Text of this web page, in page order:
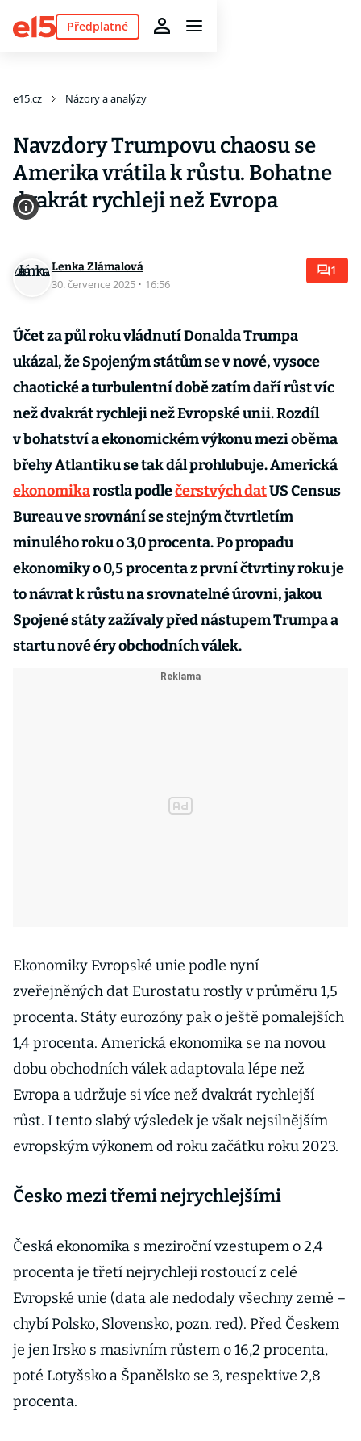
Předplatné
e15.cz Názory a analýzy
Navzdory Trumpovu chaosu se
Amerika vrátila k růstu. Bohatne
dvakrát rychleji než Evropa
Lenka Zlámalová
30. července 2025 · 16:56
1
Účet za půl roku vládnutí Donalda Trumpa
ukázal, že Spojeným státům se v nové, vysoce
chaotické a turbulentní době zatím daří růst víc
než dvakrát rychleji než Evropské unii. Rozdíl
v bohatství a ekonomickém výkonu mezi oběma
břehy Atlantiku se tak dál prohlubuje. Americká
ekonomikarostla podlečerstvých datUS Census
Bureau ve srovnání se stejným čtvrtletím
minulého roku o 3,0 procenta. Po propadu
ekonomiky o 0,5 procenta z první čtvrtiny roku je
to návrat k růstu na srovnatelné úrovni, jakou
Spojené státy zažívaly před nástupem Trumpa a
startu nové éry obchodních válek.
Ekonomiky Evropské unie podle nyní
zveřejněných dat Eurostatu rostly v průměru 1,5
procenta. Státy eurozóny pak o ještě pomalejších
1,4 procenta. Americká ekonomika se na novou
dobu obchodních válek adaptovala lépe než
Evropa a udržuje si více než dvakrát rychlejší
růst. I tento slabý výsledek je však nejsilnějším
evropským výkonem od roku začátku roku 2023.
Česko mezi třemi nejrychlejšími
Česká ekonomika s meziroční vzestupem o 2,4
procenta je třetí nejrychleji rostoucí z celé
Evropské unie (data ale nedodaly všechny země –
chybí Polsko, Slovensko, pozn. red). Před Českem
je jen Irsko s masivním růstem o 16,2 procenta,
poté Lotyšsko a Španělsko se 3, respektive 2,8
procenta.